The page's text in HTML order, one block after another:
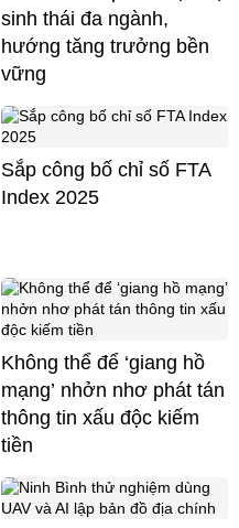
sinh thái đa ngành,
hướng tăng trưởng bền
vững
Sắp công bố chỉ số FTA
Index 2025
Không thể để ‘giang hồ
mạng’ nhởn nhơ phát tán
thông tin xấu độc kiếm
tiền